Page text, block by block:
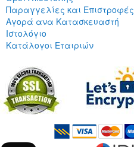
Παραγγελίες και Επιστροφές
Αγορά ανα Κατασκευαστή
Ιστολόγιο
Κατάλογοι Εταιριών